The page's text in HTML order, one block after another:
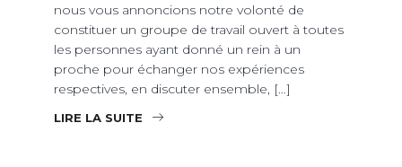
nous vous annoncions notre volonté de
constituer un groupe de travail ouvert à toutes
les personnes ayant donné un rein à un
proche pour échanger nos expériences
respectives, en discuter ensemble, […]
LIRE LA SUITE